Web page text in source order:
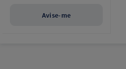
Avise-me